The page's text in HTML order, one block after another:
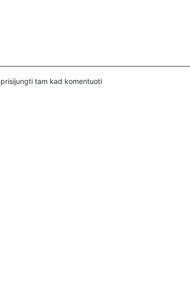
šiais būdais: VšĮ „Ekspertai.eu“ bankiniu
Ekspertaieu?locale.x=en_US Tiesiogiai
- VŠĮ "Tėvynės konduktoriai", LT54 7044
prisijungti tam kad komentuoti